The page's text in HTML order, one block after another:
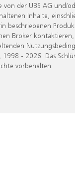
der UBS AG und/
Inhalte,
beschriebenen
Broker
- 2026. Das
vorbehalten.